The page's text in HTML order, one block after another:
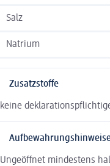
Salz
Natrium
Zusatzstoffe
keine
Ungeöffnet mindestens